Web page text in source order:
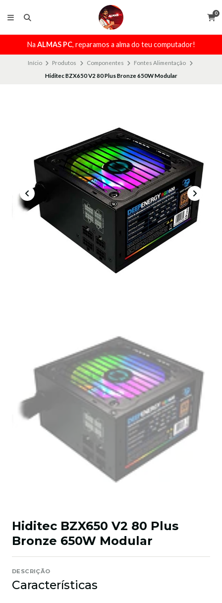
0
Na ALMAS PC, reparamos a alma do teu computador!
Início Produtos Componentes
Fontes Alimentação
Hiditec BZX650 V2 80 Plus Bronze 650W Modular
Hiditec BZX650 V2 80 Plus
Bronze 650W Modular
DESCRIÇÃO
Características